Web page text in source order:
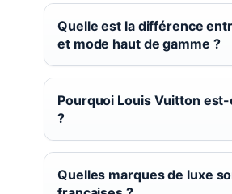
Quelle est la différence
et mode haut de gamme ?
Pourquoi Louis Vuitton est-
?
Quelles marques de luxe